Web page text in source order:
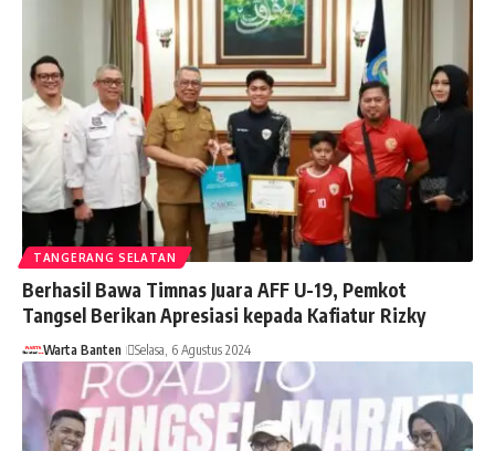
TANGERANG SELATAN
Berhasil Bawa Timnas Juara AFF U-19, Pemkot
Tangsel Berikan Apresiasi kepada Kafiatur Rizky
Warta Banten Selasa, 6 Agustus 2024